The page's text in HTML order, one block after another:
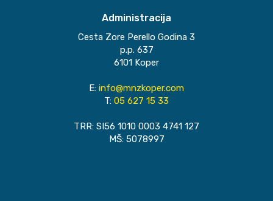
Administracija
Cesta Zore Perello Godina 3
p.p. 637
6101 Koper
E: info@mnzkoper.com
T: 05 627 15 33
TRR: SI56 1010 0003 4741 127
MŠ: 5078997